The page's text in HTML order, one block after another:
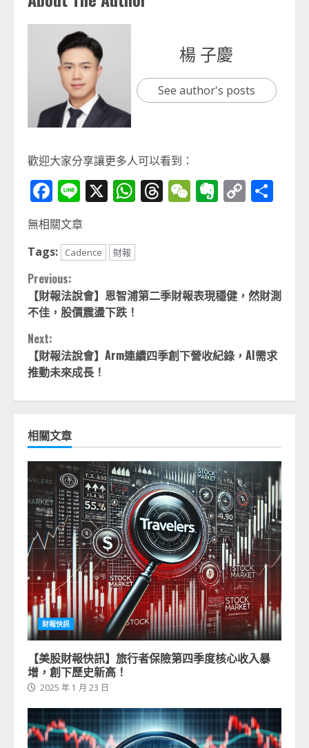
楊 子慶
See author's posts
歡迎大家分享讓更多人可以看到：
Facebook
Line
X WhatsApp
Threads
WeChat
Evernote
Copy
無相關文章
Tags:
Cadence 財報
Continue
Reading
Previous:
【財報法說會】恩智浦第二季財報表現穩健，然財測
不佳，股價震盪下跌！
Next:
【財報法說會】Arm連續四季創下營收紀錄，AI需求
推動未來成長！
相關文章
財報快訊
【美股財報快訊】旅行者保險第四季度核心收入暴
增，創下歷史新高！
2025 年 1 月 23 日